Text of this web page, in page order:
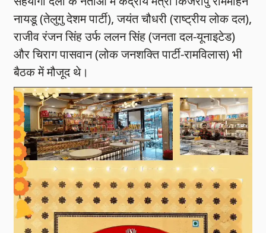
नायडू (तेलुगु देशम पार्टी), जयंत चौधरी (राष्ट्रीय लोक दल),
राजीव रंजन सिंह उर्फ ललन सिंह (जनता दल-यूनाइटेड)
और चिराग पासवान (लोक जनशक्ति पार्टी-रामविलास) भी
बैठक में मौजूद थे।